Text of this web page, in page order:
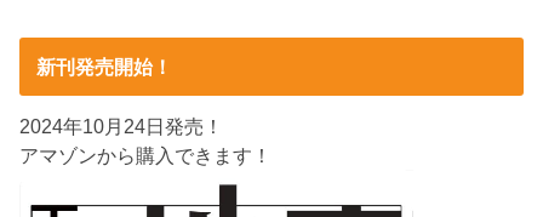
新刊発売開始！
2024年10月24日発売！
アマゾンから購入できます！